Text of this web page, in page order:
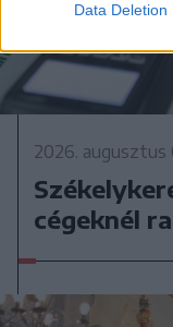
Data Deletion
2026.
cégeknél